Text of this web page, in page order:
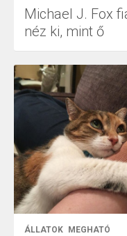
Michael J. Fox
néz ki, mint ő
ÁLLATOK MEGHATÓ